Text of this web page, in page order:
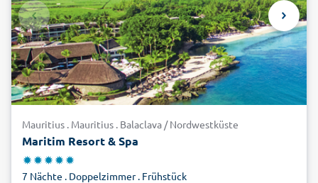
Mauritius . Mauritius . Balaclava / Nordwestküste
Maritim Resort & Spa
7 Nächte . Doppelzimmer . Frühstück